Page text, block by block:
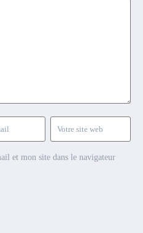
et mon site dans le navigateur